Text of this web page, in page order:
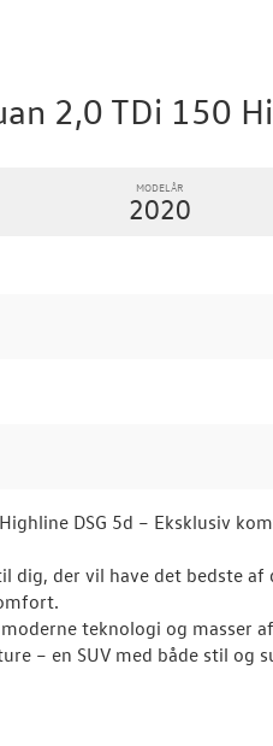
2,0 TDi 150
MODELÅR
2020
DSG 5d – Eksklusiv
dig, der vil have det bedste
moderne teknologi og masser
– en SUV med både stil og